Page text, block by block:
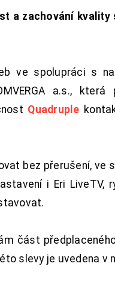
a zachování kvality
ve spolupráci s
a.s.,
Quadruple
bez přerušení, ve
i Eri LiveTV,
část
slevy je uvedena v